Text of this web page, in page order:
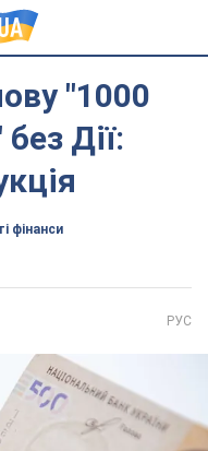
"1000
Дії:
фінанси
РУС